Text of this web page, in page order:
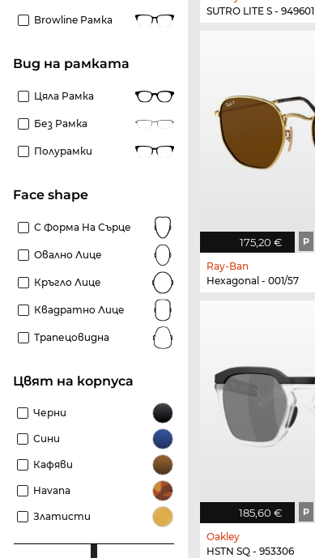
Browline Рамка
Вид на рамката
Цяла Рамка
Без Рамка
Полурамки
Face shape
С Форма На Сърце
Овално Лице
Кръгло Лице
Квадратно Лице
Трапецовидна
Цвят на корпуса
Черни
Сини
Кафяви
Havana
Златисти
SUTRO LITE S - 949601
175,20 € P
Ray-Ban
Hexagonal - 001/57
185,60 € P
Oakley
HSTN SQ - 953306